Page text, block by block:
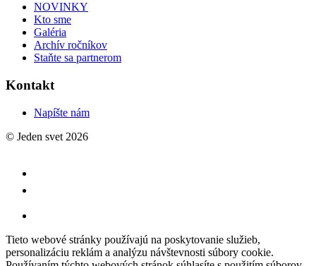
NOVINKY
Kto sme
Galéria
Archív ročníkov
Staňte sa partnerom
Kontakt
Napíšte nám
© Jeden svet 2026
Tieto webové stránky používajú na poskytovanie služieb,
personalizáciu reklám a analýzu návštevnosti súbory cookie.